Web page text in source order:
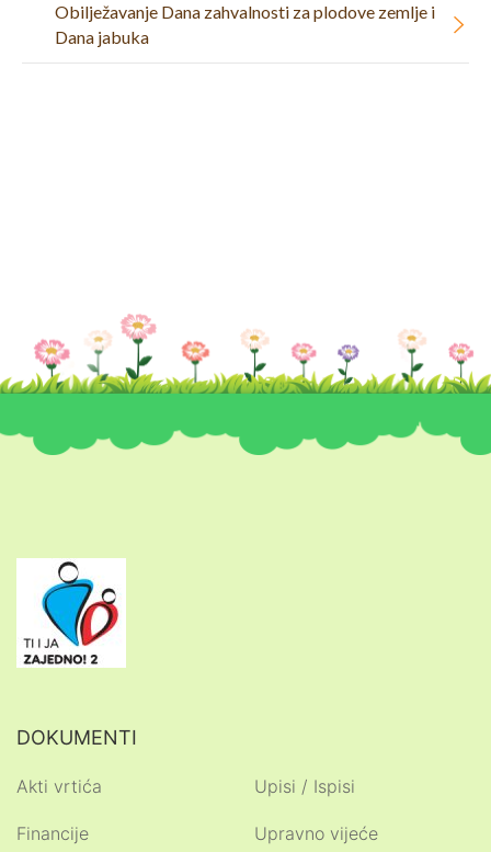
Obilježavanje Dana zahvalnosti za plodove zemlje i
Dana jabuka
DOKUMENTI
Akti vrtića
Financije
Upisi / Ispisi
Upravno vijeće